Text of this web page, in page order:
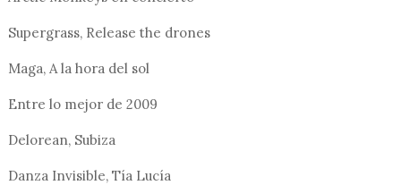
Supergrass, Release the drones
Maga, A la hora del sol
Entre lo mejor de 2009
Delorean, Subiza
Danza Invisible, Tía Lucía